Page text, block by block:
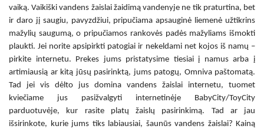
vaiką.Vaikiški vandens žaislaižaidimą vandenyje ne tik praturtina, bet
ir daro jį saugiu, pavyzdžiui, pripučiama apsauginė liemenė užtikrins
mažylių saugumą, o pripučiamos rankovės padės mažyliams išmokti
plaukti. Jei norite apsipirkti patogiai ir nekeldami net kojos iš namų –
pirkite internetu. Prekes jums pristatysime tiesiai į namus arba į
artimiausią ar kitą jūsų pasirinktą, jums patogų, Omniva paštomatą.
Tad jei vis dėlto jus domina vandens žaislai internetu, tuomet
kviečiame jus pasižvalgyti internetinėje BabyCity/ToyCity
parduotuvėje, kur rasite platų žaislų pasirinkimą. Tad ar jau
išsirinkote, kurie jums tiks labiausiai, šaunūs vandens žaislai? Kainą